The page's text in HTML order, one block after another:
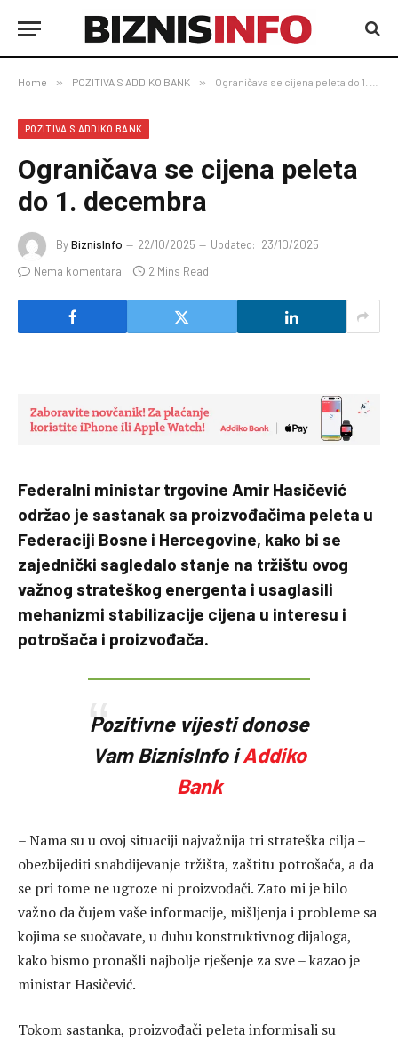
Home » POZITIVA S ADDIKO BANK » Ograničava se cijena peleta do 1. decembra
POZITIVA S ADDIKO BANK
Ograničava se cijena peleta
do 1. decembra
ByBiznisInfo 22/10/2025 Updated: 23/10/2025
Nema komentara
2 Mins Read
Federalni ministar trgovine Amir Hasičević
održao je sastanak sa proizvođačima peleta u
Federaciji Bosne i Hercegovine, kako bi se
zajednički sagledalo stanje na tržištu ovog
važnog strateškog energenta i usaglasili
mehanizmi stabilizacije cijena u interesu i
potrošača i proizvođača.
Pozitivne vijesti donose
Vam BiznisInfo iAddiko
Bank
– Nama su u ovoj situaciji najvažnija tri strateška cilja –
obezbijediti snabdijevanje tržišta, zaštitu potrošača, a da
se pri tome ne ugroze ni proizvođači. Zato mi je bilo
važno da čujem vaše informacije, mišljenja i probleme sa
kojima se suočavate, u duhu konstruktivnog dijaloga,
kako bismo pronašli najbolje rješenje za sve – kazao je
ministar Hasičević.
Tokom sastanka, proizvođači peleta informisali su